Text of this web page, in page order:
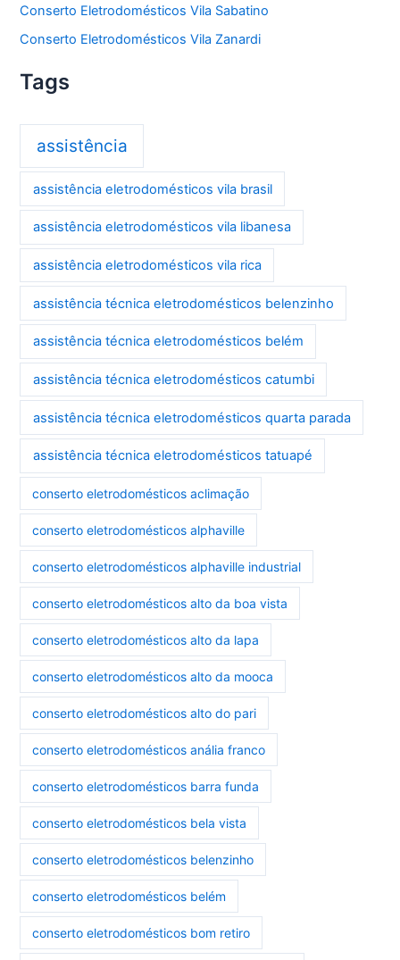
Conserto Eletrodomésticos Vila Sabatino
Conserto Eletrodomésticos Vila Zanardi
Tags
assistência
assistência eletrodomésticos vila brasil
assistência eletrodomésticos vila libanesa
assistência eletrodomésticos vila rica
assistência técnica eletrodomésticos belenzinho
assistência técnica eletrodomésticos belém
assistência técnica eletrodomésticos catumbi
assistência técnica eletrodomésticos quarta parada
assistência técnica eletrodomésticos tatuapé
conserto eletrodomésticos aclimação
conserto eletrodomésticos alphaville
conserto eletrodomésticos alphaville industrial
conserto eletrodomésticos alto da boa vista
conserto eletrodomésticos alto da lapa
conserto eletrodomésticos alto da mooca
conserto eletrodomésticos alto do pari
conserto eletrodomésticos anália franco
conserto eletrodomésticos barra funda
conserto eletrodomésticos bela vista
conserto eletrodomésticos belenzinho
conserto eletrodomésticos belém
conserto eletrodomésticos bom retiro